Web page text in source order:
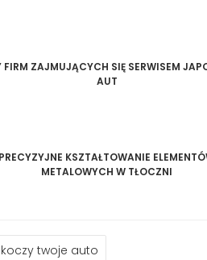
FIRM ZAJMUJĄCYCH SIĘ SERWISEM
AUT
PRECYZYJNE KSZTAŁTOWANIE
METALOWYCH W TŁOCZNI
twoje auto